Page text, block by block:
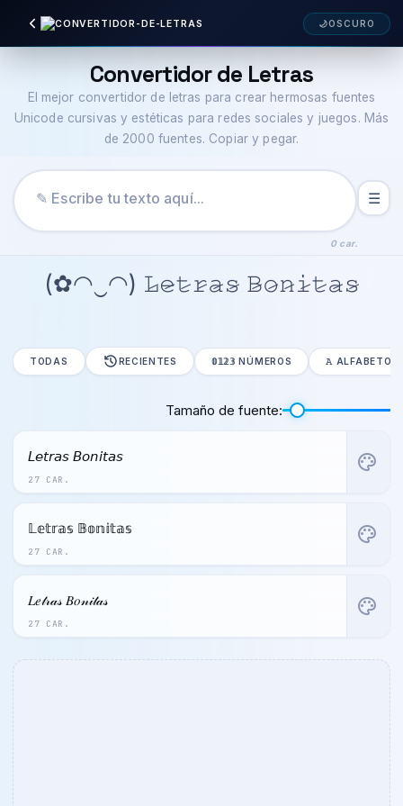
🌙OSCURO
Convertidor de Letras
El mejor convertidor de letras para crear hermosas fuentes
Unicode cursivas y estéticas para redes sociales y juegos. Más
de 2000 fuentes. Copiar y pegar.
0 car.
☰
(✿◠‿◠) 𝙻̷𝚎̷𝚝̷𝚛̷𝚊̷𝚜̷ 𝙱̷𝚘̷𝚗̷𝚒̷𝚝̷𝚊̷𝚜̷
TODAS RECIENTES 𝟘𝟙𝟚𝟛 NÚMEROS 𝙰 ALFABETOS
Tamaño de fuente:
27 CAR.
𝘓𝘦𝘵𝘳𝘢𝘴 𝘉𝘰𝘯𝘪𝘵𝘢𝘴 palette
27 CAR.
𝕃𝕖𝕥𝕣𝕒𝕤 𝔹𝕠𝕟𝕚𝕥𝕒𝕤 palette
27 CAR.
𝐿𝑒𝓉𝓇𝒶𝓈 𝐵𝑜𝓃𝒾𝓉𝒶𝓈 palette